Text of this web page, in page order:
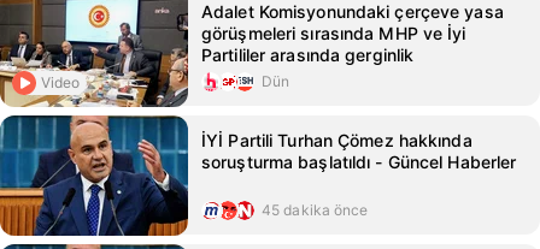
Video
Adalet Komisyonundaki çerçeve yasa
görüşmeleri sırasında MHP ve İyi
Partililer arasında gerginlik
Dün
İYİ Partili Turhan Çömez hakkında
soruşturma başlatıldı - Güncel Haberler
45 dakika önce